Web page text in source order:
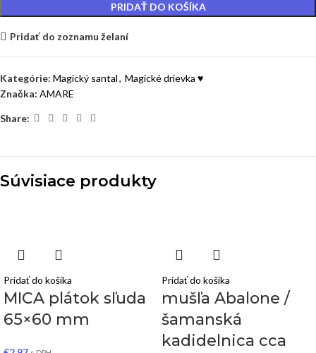
PRIDAŤ DO KOŠÍKA
Pridať do zoznamu želaní
Kategórie: Magický santal, Magické drievka ♥
Značka: AMARE
Share:
Súvisiace produkty
Pridať do košíka
MICA plátok sľuda
65×60 mm
Pridať do košíka
mušľa Abalone /
šamanská
kadidelnica cca